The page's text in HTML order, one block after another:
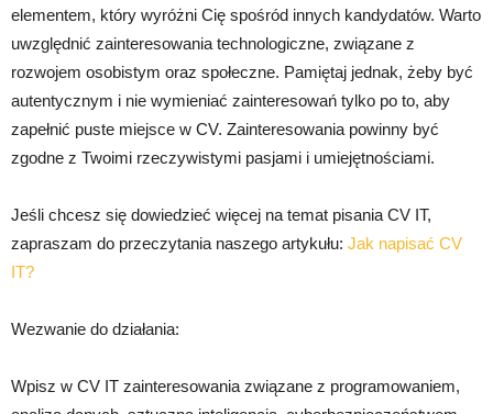
elementem, który wyróżni Cię spośród innych kandydatów. Warto
uwzględnić zainteresowania technologiczne, związane z
rozwojem osobistym oraz społeczne. Pamiętaj jednak, żeby być
autentycznym i nie wymieniać zainteresowań tylko po to, aby
zapełnić puste miejsce w CV. Zainteresowania powinny być
zgodne z Twoimi rzeczywistymi pasjami i umiejętnościami.
Jeśli chcesz się dowiedzieć więcej na temat pisania CV IT,
zapraszam do przeczytania naszego artykułu: Jak napisać CV
IT?
Wezwanie do działania:
Wpisz w CV IT zainteresowania związane z programowaniem,